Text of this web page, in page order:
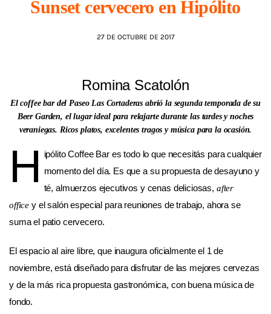
Sunset cervecero en Hipólito
27 DE OCTUBRE DE 2017
Romina Scatolón
El coffee bar del Paseo Las Cortaderas abrió la segunda temporada de su
Beer Garden, el lugar ideal para relajarte durante las tardes y noches
veraniegas. Ricos platos, excelentes tragos y música para la ocasión.
H
ipólito Coffee Bar es todo lo que necesitás para cualquier
momento del día. Es que a su propuesta de desayuno y
té, almuerzos ejecutivos y cenas deliciosas, after
office y el salón especial para reuniones de trabajo, ahora se
suma el patio cervecero.
El espacio al aire libre, que inaugura oficialmente el 1 de
noviembre, está diseñado para disfrutar de las mejores cervezas
y de la más rica propuesta gastronómica, con buena música de
fondo.